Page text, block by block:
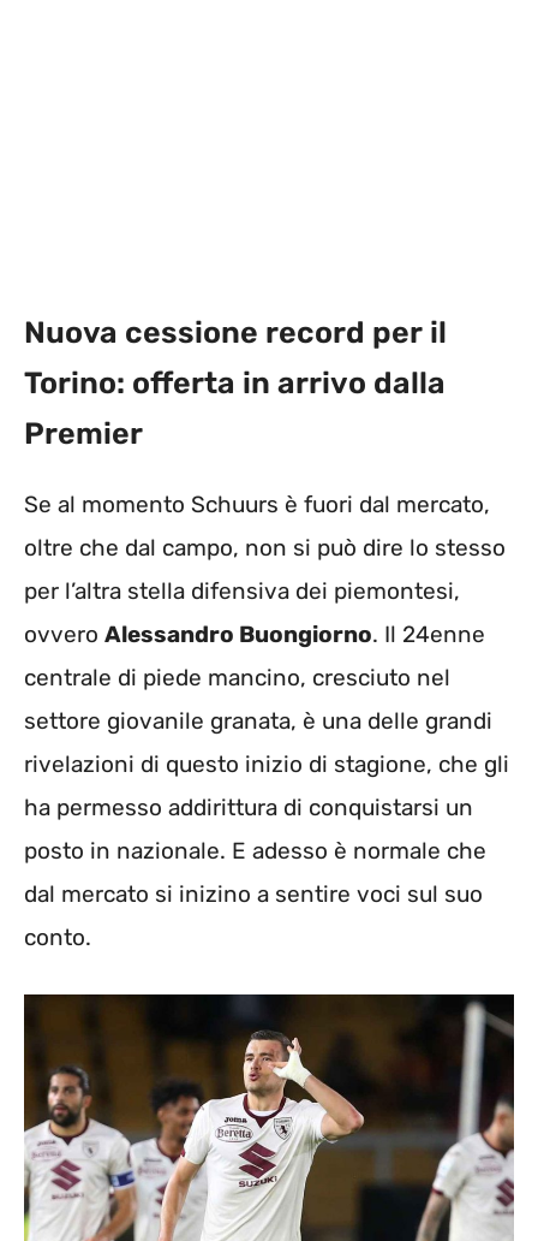
Nuova cessione record per il
Torino: offerta in arrivo dalla
Premier
Se al momento Schuurs è fuori dal mercato,
oltre che dal campo, non si può dire lo stesso
per l’altra stella difensiva dei piemontesi,
ovvero Alessandro Buongiorno. Il 24enne
centrale di piede mancino, cresciuto nel
settore giovanile granata, è una delle grandi
rivelazioni di questo inizio di stagione, che gli
ha permesso addirittura di conquistarsi un
posto in nazionale. E adesso è normale che
dal mercato si inizino a sentire voci sul suo
conto.